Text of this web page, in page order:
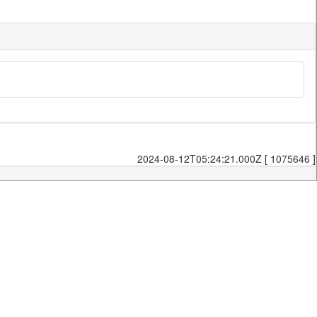
2024-08-12T05:24:21.000Z [ 1075646 ]